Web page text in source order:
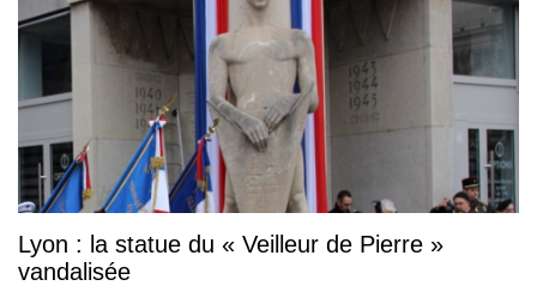
Lyon : la statue du « Veilleur de Pierre »
vandalisée